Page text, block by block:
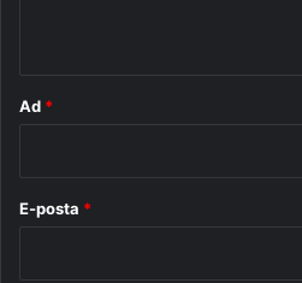
Ad *
E-posta *